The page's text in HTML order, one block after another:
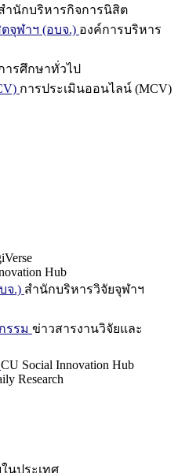
ำนักบริหารกิจการนิสิต
จุฬาฯ (อบจ.) องค์การบริหาร
ารศึกษาทั่วไป
การประเมินออนไลน์ (MCV)
Hub
จ.) สำนักบริหารวิจัยจุฬาฯ
รรม ข่าวสารงานวิจัยและ
CU Social Innovation Hub
Research
นประเทศ